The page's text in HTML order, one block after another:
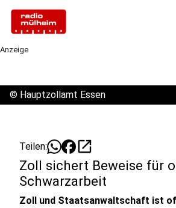
Anzeige
© Hauptzollamt Essen
Teilen: open_in_new
Zoll sichert Beweise für
Schwarzarbeit
Zoll und Staatsanwaltschaft ist